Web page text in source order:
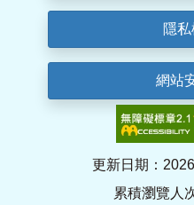
隱
網站
更新日期：
累積瀏覽人